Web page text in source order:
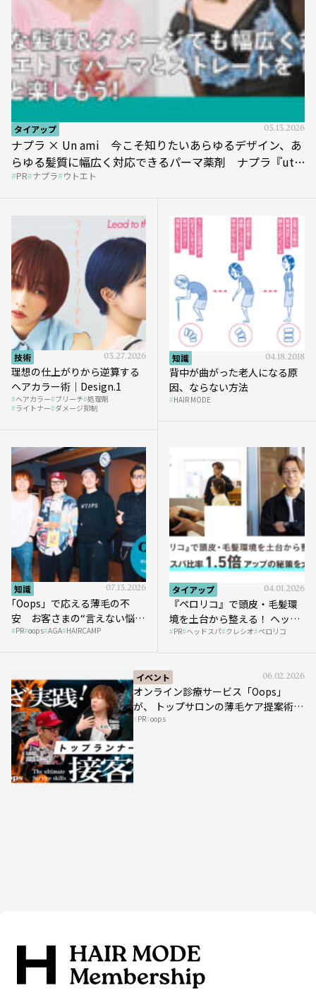
タイアップ 05.13.2026
ナプラ × Un ami 今こそ知りたいあらゆるデザイン、あ
らゆる髪質に幅広く対応できるパーマ薬剤 ナプラ『ut-
et』
PR ナプラ ウトエト
技術 03.27.2026
理想の仕上がりから逆算する
ヘアカラー術｜Design.1
ヘアカラー ブリーチ 処理剤
ライトナー ダメージ抑制
知識 04.18.2018
背中が曲がった老人になる原
因、ならない方法
HAIR MODE
知識 07.13.2026
｢Oops」で応える薄毛の不
安 お客さまの“言えない悩
み”にどう向き合う？ ＃01
PR oops AGA HAIRCAMP
タイアップ 04.01.2026
『ペロリコ』で頭皮・毛髪環
境を土台から整える！ ヘッド
スパ比率1.5倍アップの秘策を
PR ヘッドスパ クレシオ ペロリコ
イベント 06.02.2026
オンライン診療サービス「Oops」
が、 トップサロンの薄毛ケア提案術を
HAIRCAMPで公開！
PR oops